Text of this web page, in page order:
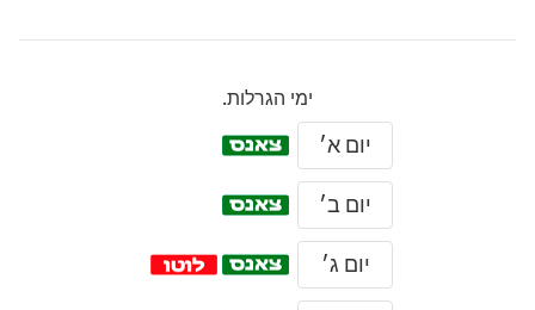
ימי הגרלות.
יום א׳
יום ב׳
יום ג׳